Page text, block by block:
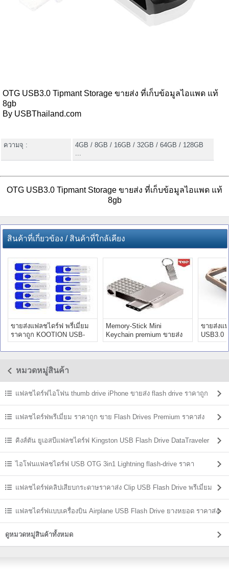
OTG USB3.0 Tipmant Storage ขายส่ง ที่เก็บข้อมูลไอแพด แท้
8gb
By USBThailand.com
ความจุ :
4GB / 8GB / 16GB / 32GB / 64GB / 128GB
...
OTG USB3.0 Tipmant Storage ขายส่ง ที่เก็บข้อมูลไอแพด แท้
8gb
สินค้าที่เกี่ยวข้อง / สินค้าที่ใกล้เคียง
ขายส่งแฟลชไดร์ฟ พรี่เมี่ยม
ราคาถูก KOOTION USB-
Flash-drive
Memory-Stick Mini
Keychain premium ขายส่ง
แฟลชไดร์ฟ ราคา
ขายส่งแ
USB3.0
Flash-
หมวดหมู่สินค้า
แฟลชไดร์ฟไอโฟน thumb drive iPhone ขายส่ง flash drive ราคาถูก
แฟลชไดร์ฟพรีเมี่ยม ราคาถูก ขาย Flash Drives Premium ราคาส่ง
คิงส์ตัน ยูเอสบีแฟลชไดร์ฟ Kingston USB Flash Drive DataTraveler
ราคาส่งไอโฟนแฟลชไดร์ฟ USB OTG 3in1 Lightning flash-drive ราคา
แฟลชไดร์ฟคลิปเสียบกระดาษราคาส่ง Clip USB Flash Drive พรีเมี่ยม
ราคาถูกแฟลชไดร์ฟแบบเครื่องบิน Airplane USB Flash Drive ยางหยอด ราคาส่ง
ดูหมวดหมู่สินค้าทั้งหมด